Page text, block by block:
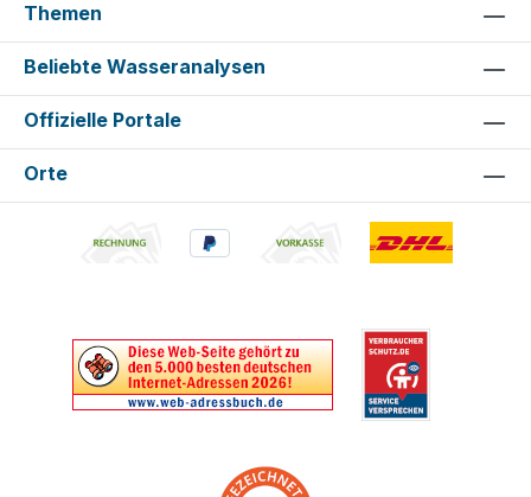
Themen
Beliebte Wasseranalysen
Offizielle Portale
Orte